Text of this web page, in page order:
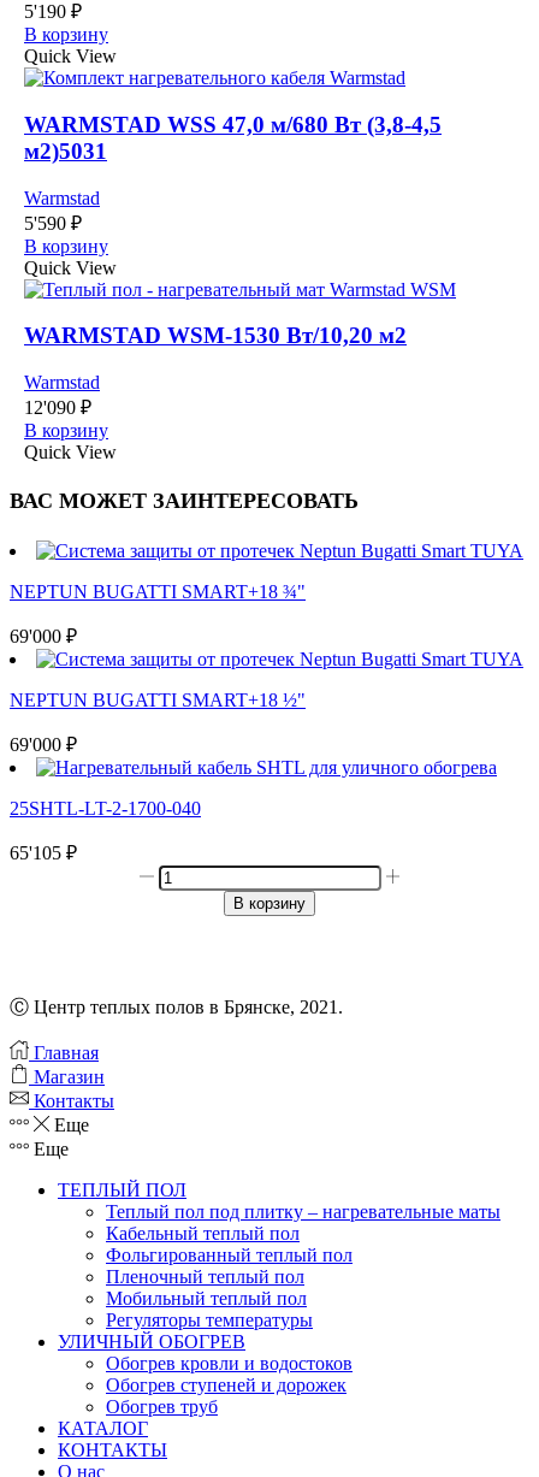
5'190 ₽
В корзину
Quick View
WARMSTAD WSS 47,0 м/680 Вт (3,8-4,5
м2)5031
Warmstad
5'590 ₽
В корзину
Quick View
WARMSTAD WSM-1530 Вт/10,20 м2
Warmstad
12'090 ₽
В корзину
Quick View
ВАС МОЖЕТ ЗАИНТЕРЕСОВАТЬ
NEPTUN BUGATTI SMART+18 ¾"
69'000 ₽
NEPTUN BUGATTI SMART+18 ½"
69'000 ₽
25SHTL-LT-2-1700-040
65'105 ₽
Количество
товара
ТЕПЛОЛЮКС
кв.м
В корзину
Ⓒ Центр теплых полов в Брянске, 2021.
Главная
Магазин
Контакты
Еще
Еще
ТЕПЛЫЙ ПОЛ
Теплый пол под плитку – нагревательные маты
Кабельный теплый пол
Фольгированный теплый пол
Пленочный теплый пол
Мобильный теплый пол
Регуляторы температуры
УЛИЧНЫЙ ОБОГРЕВ
Обогрев кровли и водостоков
Обогрев ступеней и дорожек
Обогрев труб
КАТАЛОГ
КОНТАКТЫ
О нас